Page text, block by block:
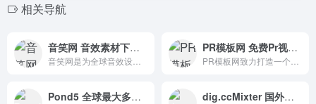
相关导航
音笑网 音效素材下载平台 PR模板网 免费Pr视频素材pr转场特效字幕下载
Pond5 全球最大多媒体资源交易平台 dig.ccMixter 国外免费音频素材下载网站